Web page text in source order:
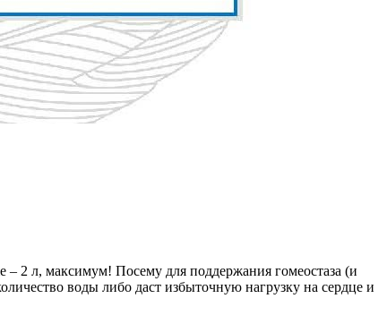
– 2 л, максимум! Посему для поддержания гомеостаза (и
воды либо даст избыточную нагрузку на сердце и